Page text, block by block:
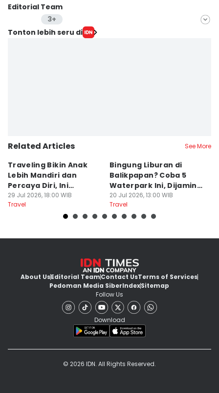
Editorial Team
3+
Editor
Tonton lebih seru di
Related Articles See More
Traveling Bikin Anak
Lebih Mandiri dan
Percaya Diri, Ini
Penjelasan Psikolog
29 Jul 2026, 18:00 WIB
Travel
Bingung Liburan di
Balikpapan? Coba 5
Waterpark Ini, Dijamin
Bikin Betah
20 Jul 2026, 13:00 WIB
Travel
About UsEditorial TeamContact UsTerms of Services
Pedoman Media SiberIndexSitemap
Follow Us
Download
© 2026 IDN. All Rights Reserved.